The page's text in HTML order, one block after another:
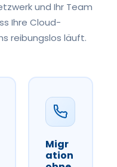
und Ihr Team
Ihre Cloud-
reibungslos läuft.
Migr
ation